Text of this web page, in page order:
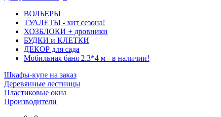
ВОЛЬЕРЫ
ТУАЛЕТЫ - хит сезона!
ХОЗБЛОКИ + дровники
БУДКИ и КЛЕТКИ
ДЕКОР для сада
Мобильная баня 2.3*4 м - в наличии!
Шкафы-купе на заказ
Деревянные лестницы
Пластиковые окна
Производители